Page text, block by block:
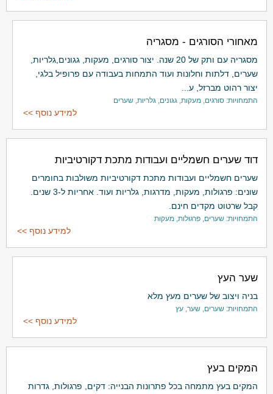
מאחורי הסורגים - מסגריה
מסגריה עם ותק של 20 שנה. יצור סורגים, מעקות, גגונים,גלריות,
שערים, דלתות וחלונות ועוד התמחות בעבודה עם פרופיל בלגי,
יצור רהוט מברזל, ע...
התמחויות: סורגים, מעקות, גגונים, גלריות, שערים
למידע נוסף >>
דוד שערים חשמליים ועבודות מתכת דקורטיביות
שערים חשמליים ועבודות מתכת דקורטיביות משולבות בחומרים
שונים: פרגולות, מעקות, מדרגות, גלריות ועוד. אחריות ל-3 שנים.
קבל שרטוט מקדים חינם.
התמחויות: שערים, פרגולות, מעקות
למידע נוסף >>
שער העץ
בניה ויצוב של שערים מעץ מלא
התמחויות: שערים, שער, עץ
למידע נוסף >>
המקים בעץ
המקים בעץ מתמחה בכל פתרונות הבנייה: דקים, פרגולות, גדרות